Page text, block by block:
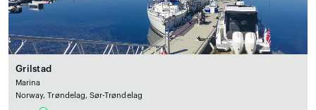
Grilstad
Marina
Norway, Trøndelag, Sør-Trøndelag